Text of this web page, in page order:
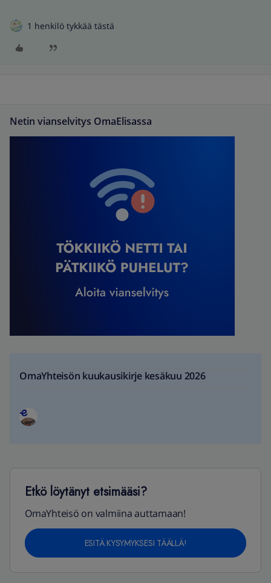
1 henkilö tykkää tästä
Netin vianselvitys OmaElisassa
OmaYhteisön kuukausikirje kesäkuu 2026
Etkö löytänyt etsimääsi?
OmaYhteisö on valmiina auttamaan!
ESITÄ KYSYMYKSESI TÄÄLLÄ!